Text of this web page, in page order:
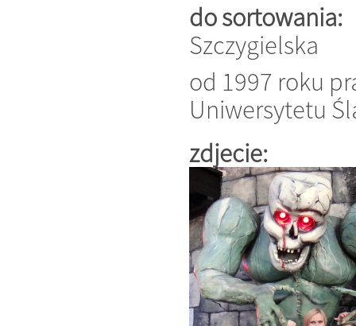
do sortowania:
Szczygielska
od 1997 roku
Uniwersytetu
zdjecie: